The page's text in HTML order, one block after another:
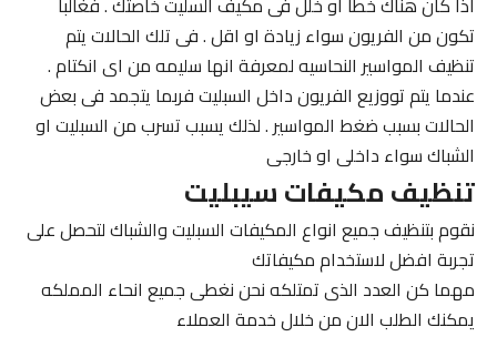
تكون من الفريون سواء زيادة او اقل . فى تلك الحالات يتم
تنظيف المواسير النحاسيه لمعرفة انها سليمه من اى انكتام .
عندما يتم تووزيع الفريون داخل السبليت فربما يتجمد فى بعض
الحالات بسبب ضغط المواسير . لذلك يسبب تسرب من السبليت او
الشباك سواء داخلى او خارجى
تنظيف مكيفات سيبليت
نقوم بتنظيف جميع انواع المكيفات السبليت والشباك لتحصل على
تجربة افضل لاستخدام مكيفاتك
مهما كن العدد الذى تمتلكه نحن نغطى جميع انحاء المملكه
يمكنك الطلب الان من خلال خدمة العملاء